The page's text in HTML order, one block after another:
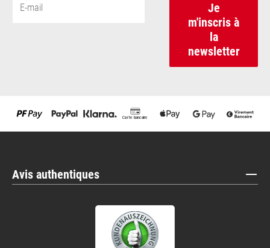
Je
m'inscris à
la
newsletter
Avis authentiques